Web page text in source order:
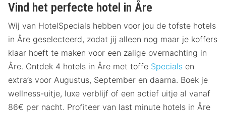
Vind het perfecte hotel in Åre
Wij van HotelSpecials hebben voor jou de tofste hotels
in Åre geselecteerd, zodat jij alleen nog maar je koffers
klaar hoeft te maken voor een zalige overnachting in
Åre. Ontdek 4 hotels in Åre met toffe Specials en
extra’s voor Augustus, September en daarna. Boek je
wellness-uitje, luxe verblijf of een actief uitje al vanaf
86€ per nacht. Profiteer van last minute hotels in Åre